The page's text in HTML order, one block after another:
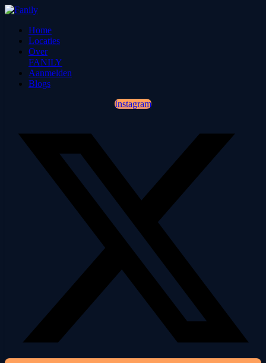
Home
Locaties
Over
FANILY
Aanmelden
Blogs
Instagram